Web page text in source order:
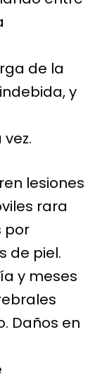
de la
y
lesiones
rara
por
de piel.
y meses
Daños en